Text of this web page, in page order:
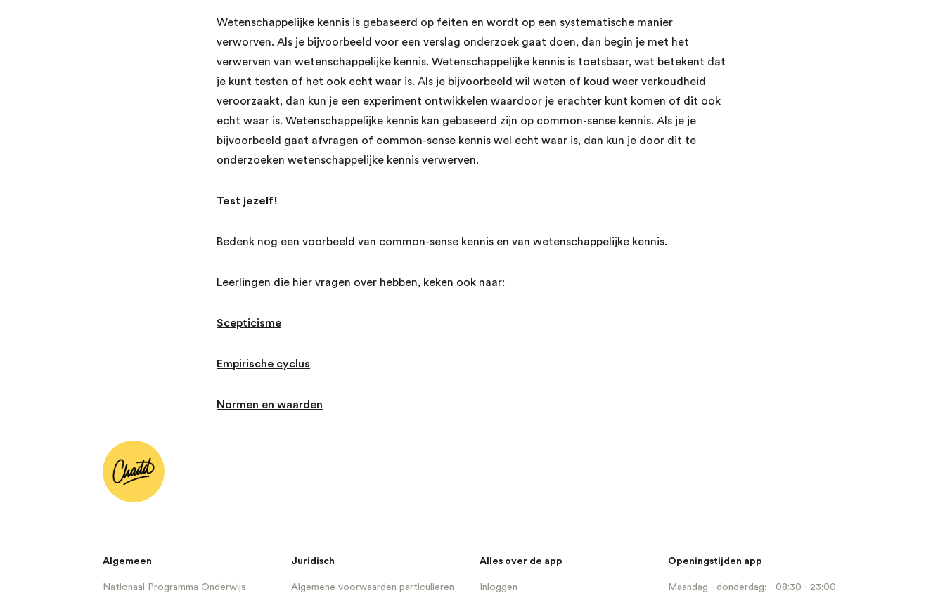
Wetenschappelijke kennis is gebaseerd op feiten en wordt op een systematische manier
verworven. Als je bijvoorbeeld voor een verslag onderzoek gaat doen, dan begin je met het
verwerven van wetenschappelijke kennis. Wetenschappelijke kennis is toetsbaar, wat betekent dat
je kunt testen of het ook echt waar is. Als je bijvoorbeeld wil weten of koud weer verkoudheid
veroorzaakt, dan kun je een experiment ontwikkelen waardoor je erachter kunt komen of dit ook
echt waar is. Wetenschappelijke kennis kan gebaseerd zijn op common-sense kennis. Als je je
bijvoorbeeld gaat afvragen of common-sense kennis wel echt waar is, dan kun je door dit te
onderzoeken wetenschappelijke kennis verwerven.
Test jezelf!
Bedenk nog een voorbeeld van common-sense kennis en van wetenschappelijke kennis.
Leerlingen die hier vragen over hebben, keken ook naar:
Scepticisme
Empirische cyclus
Normen en waarden
Algemeen
Nationaal Programma Onderwijs
Juridisch
Algemene voorwaarden particulieren
Alles over de app
Inloggen
Openingstijden app
Maandag - donderdag:
08:30 - 23:00